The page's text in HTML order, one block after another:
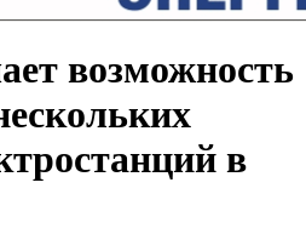
возможность
в